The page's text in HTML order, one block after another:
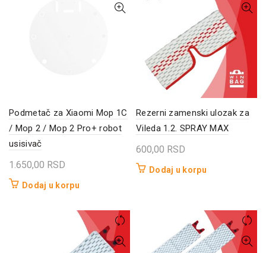
Podmetač za Xiaomi Mop 1C
/ Mop 2 / Mop 2 Pro+ robot
usisivač
1.650,00 RSD
Dodaj u korpu
Rezerni zamenski ulozak za
Vileda 1.2. SPRAY MAX
600,00 RSD
Dodaj u korpu